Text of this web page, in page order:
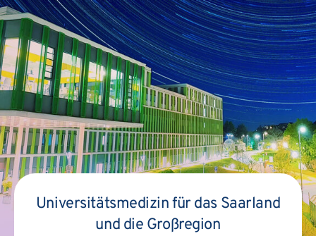
Universitätsmedizin für das Saarland
und die Großregion